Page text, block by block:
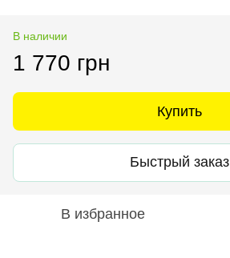
В наличии
1 770 грн
Купить
Быстрый заказ
В избранное